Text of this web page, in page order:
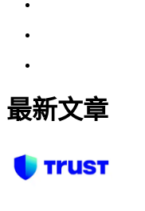
最新文章